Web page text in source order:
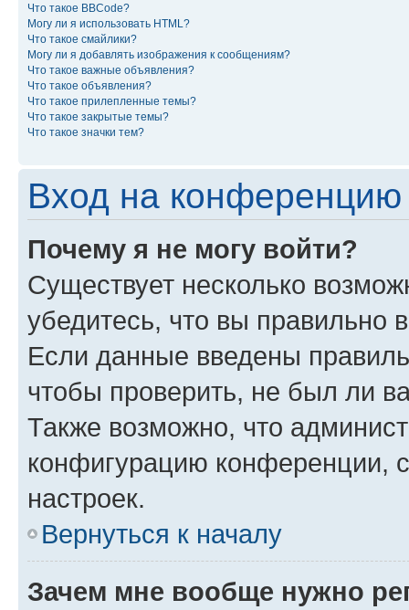
Что такое BBCode?
Могу ли я использовать HTML?
Что такое смайлики?
Могу ли я добавлять изображения к сообщениям?
Что такое важные объявления?
Что такое объявления?
Что такое прилепленные темы?
Что такое закрытые темы?
Что такое значки тем?
Вход на конференцию
Почему я не могу войти?
Существует несколько
убедитесь, что вы правильно
Если данные введены
чтобы проверить, не был ли
Также возможно, что
конфигурацию конференции,
настроек.
Вернуться к началу
Зачем мне вообще нужно